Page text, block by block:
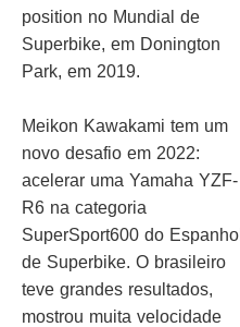
position no Mundial de
Superbike, em Donington
Park, em 2019.
Meikon Kawakami tem um
novo desafio em 2022:
acelerar uma Yamaha YZF-
R6 na categoria
SuperSport600 do Espanhol
de Superbike. O brasileiro
teve grandes resultados,
mostrou muita velocidade